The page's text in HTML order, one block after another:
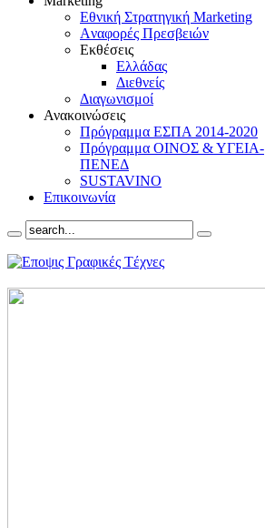
Eθνική Στρατηγική Marketing
Aναφορές Πρεσβειών
Eκθέσεις
Eλλάδας
Διεθνείς
Διαγωνισμοί
Ανακοινώσεις
Πρόγραμμα ΕΣΠΑ 2014-2020
Πρόγραμμα ΟΙΝΟΣ & ΥΓΕΙΑ-
ΠΕΝΕΔ
SUSTAVINO
Επικοινωνία